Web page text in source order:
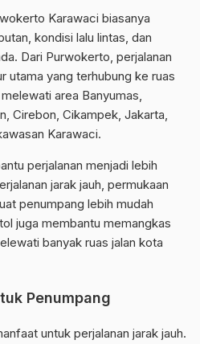
Karawaci biasanya
kondisi lalu lintas, dan
Dari Purwokerto, perjalanan
utama yang terhubung ke ruas
area Banyumas,
Cirebon, Cikampek, Jakarta,
Karawaci.
perjalanan menjadi lebih
jarak jauh, permukaan
penumpang lebih mudah
juga membantu memangkas
banyak ruas jalan kota
Penumpang
untuk perjalanan jarak jauh.